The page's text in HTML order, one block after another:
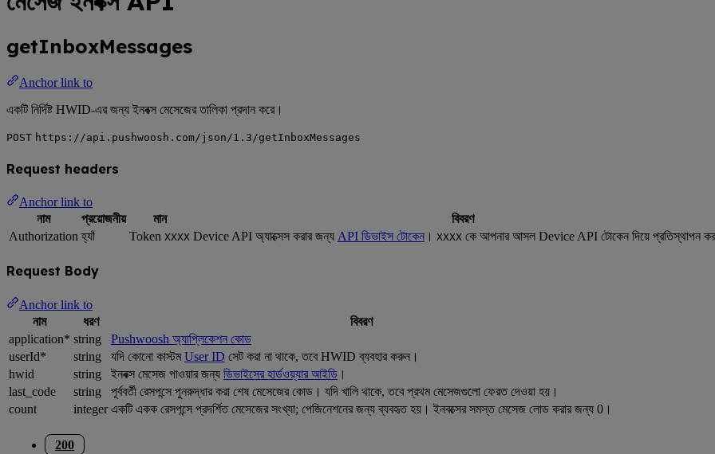
getInboxMessages
Anchor link to
একটি নির্দিষ্ট HWID-এর জন্য ইনবক্স মেসেজের তালিকা প্রদান করে।
POST https://api.pushwoosh.com/json/1.3/getInboxMessages
Request headers
Anchor link to
নাম
প্রয়োজনীয় মান
বিবরণ
Authorization হ্যাঁ Token XXXX Device API অ্যাক্সেস করার জন্য API ডিভাইস টোকেন । XXXX কে আপনার আসল Device API টোকেন দিয়ে প্রতিস্থাপন
Request Body
Anchor link to
নাম
ধরণ
বিবরণ
application* string
Pushwoosh অ্যাপ্লিকেশন কোড
userId*
string যদি কোনো কাস্টমUser ID সেট করা না থাকে, তবে HWID ব্যবহার করুন।
hwid
string ইনবক্স মেসেজ পাওয়ার জন্য ডিভাইসের হার্ডওয়্যার আইডি ।
last_code
string
পূর্ববর্তী রেসপন্সে পুনরুদ্ধার করা শেষ মেসেজের কোড। যদি খালি থাকে, তবে প্রথম মেসেজগুলো ফেরত দেওয়া হয়।
count
integer একটি একক রেসপন্সে প্রদর্শিত মেসেজের সংখ্যা; পেজিনেশনের জন্য ব্যবহৃত হয়। ইনবক্সের সমস্ত মেসেজ লোড করার জন্য 0।
200